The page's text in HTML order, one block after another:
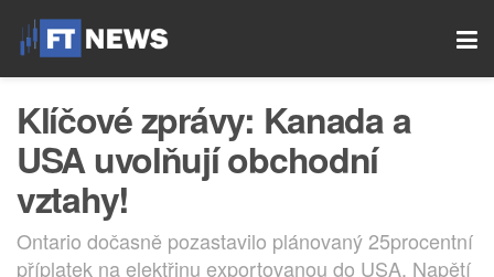
Klíčové zprávy: Kanada a
USA uvolňují obchodní
vztahy!
Ontario dočasně pozastavilo plánovaný 25procentní
příplatek na elektřinu exportovanou do USA. Napětí